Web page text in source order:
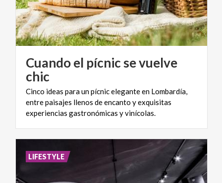
Cuando el pícnic se vuelve
chic
Cinco ideas para un pícnic elegante en Lombardía,
entre paisajes llenos de encanto y exquisitas
experiencias gastronómicas y vinícolas.
LIFESTYLE